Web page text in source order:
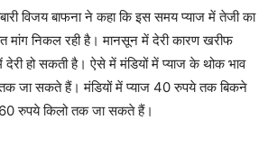
विजय बाफना ने कहा कि इस समय प्याज में तेजी का
मांग निकल रही है। मानसून में देरी कारण खरीफ
हो सकती है। ऐसे में मंडियों में प्याज के थोक भाव
जा सकते हैं। मंडियों में प्याज 40 रुपये तक बिकने
रुपये किलो तक जा सकते हैं।